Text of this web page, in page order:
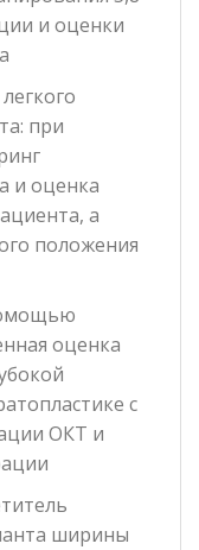
и оценки
при
и оценка
а
положения
оценка
с
OКT и
ширины